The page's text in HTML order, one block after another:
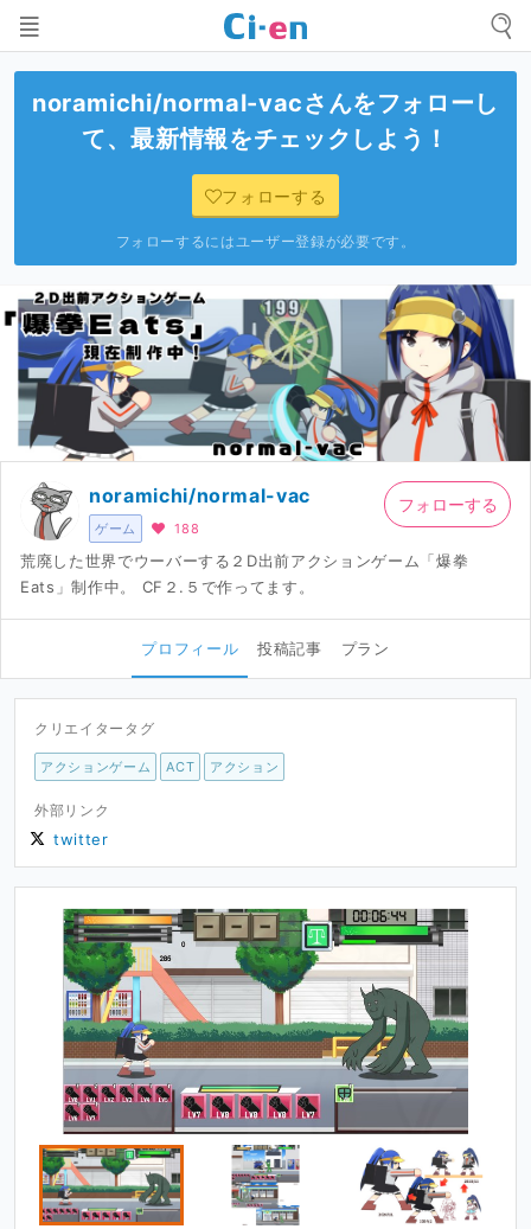
noramichi/normal-vacさんをフォローし
て、最新情報をチェックしよう！
フォローする
フォローするにはユーザー登録が必要です。
ゲーム
noramichi/normal-vac
188
荒廃した世界でウーバーする２D出前アクションゲーム「爆拳
Eats」制作中。 CF２.５で作ってます。
フォローする
プロフィール 投稿記事 プラン
クリエイタータグ
アクションゲーム ACT アクション
外部リンク
twitter